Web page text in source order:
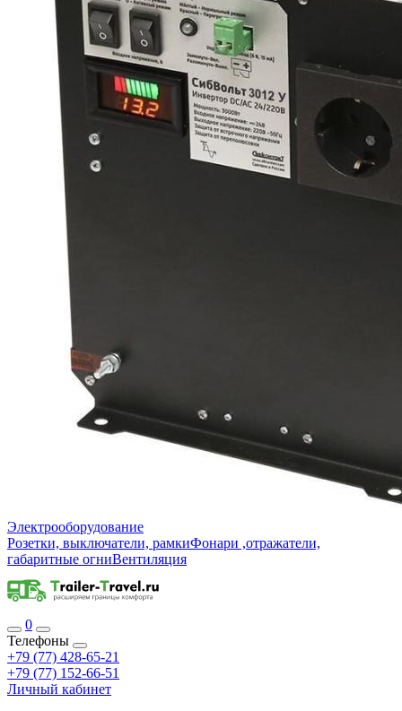
Электрооборудование
Розетки, выключатели, рамкиФонари ,отражатели,
габаритные огниВентиляция
0
Телефоны
+79 (77) 428-65-21
+79 (77) 152-66-51
Личный кабинет